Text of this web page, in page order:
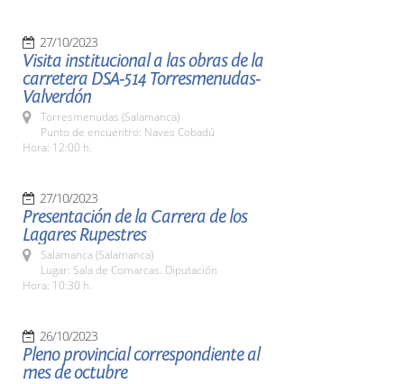
27/10/2023
Visita institucional a las obras de la
carretera DSA-514 Torresmenudas-
Valverdón
Torresmenudas (Salamanca)
Punto de encuentro: Naves Cobadú
Hora: 12:00 h.
27/10/2023
Presentación de la Carrera de los
Lagares Rupestres
Salamanca (Salamanca)
Lugar: Sala de Comarcas. Diputación
Hora: 10:30 h.
26/10/2023
Pleno provincial correspondiente al
mes de octubre